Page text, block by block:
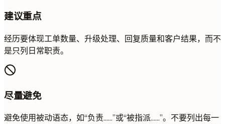
建议重点
经历要体现工单数量、升级处理、回复质量和客户结果，而不
是只列日常职责。
尽量避免
避免使用被动语态，如“负责……”或“被指派……”。不要列出每一